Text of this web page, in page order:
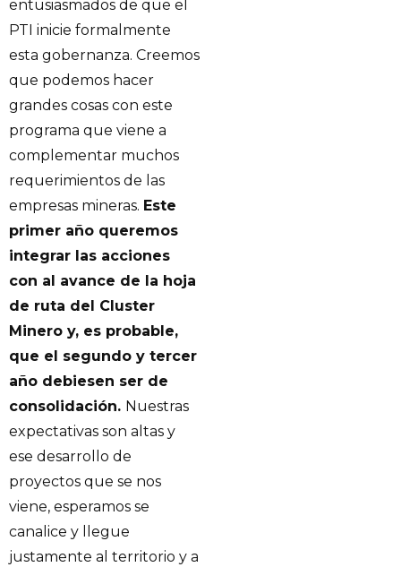
entusiasmados de que el
PTI inicie formalmente
esta gobernanza. Creemos
que podemos hacer
grandes cosas con este
programa que viene a
complementar muchos
requerimientos de las
empresas mineras. Este
primer año queremos
integrar las acciones
con al avance de la hoja
de ruta del Cluster
Minero y, es probable,
que el segundo y tercer
año debiesen ser de
consolidación. Nuestras
expectativas son altas y
ese desarrollo de
proyectos que se nos
viene, esperamos se
canalice y llegue
justamente al territorio y a